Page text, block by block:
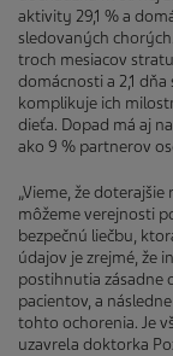
aktivity 29,1 % a
sledovaných
troch mesiacov
domácnosti a 2,1
komplikuje ich
dieťa. Dopad má aj
ako 9 % partnerov
„Vieme, že
môžeme verejnosti
bezpečnú liečbu,
údajov je zrejmé, že
postihnutia zásadne
pacientov, a
tohto ochorenia. Je
uzavrela doktorka